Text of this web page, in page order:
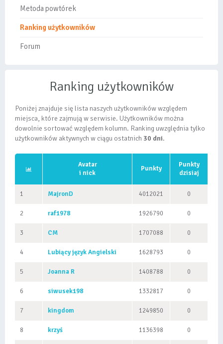
Metoda powtórek
Ranking użytkowników
Forum
Ranking użytkowników
Poniżej znajduje się lista naszych użytkowników względem
miejsca, które zajmują w serwisie. Użytkowników można
dowolnie sortować względem kolumn. Ranking uwzględnia tylko
użytkowników aktywnych w ciągu ostatnich 30 dni.
Avatar
i nick
Punkty
Punkty
dzisiaj
1 MajronD 4012021 0
2 raf1978 1926790 0
3 CM 1707088 0
4 Lubiący język Angielski 1628793 0
5 Joanna R 1408788 0
6 siwusek198 1332817 0
7 kingdom 1249850 0
8 krzyś 1136398 0